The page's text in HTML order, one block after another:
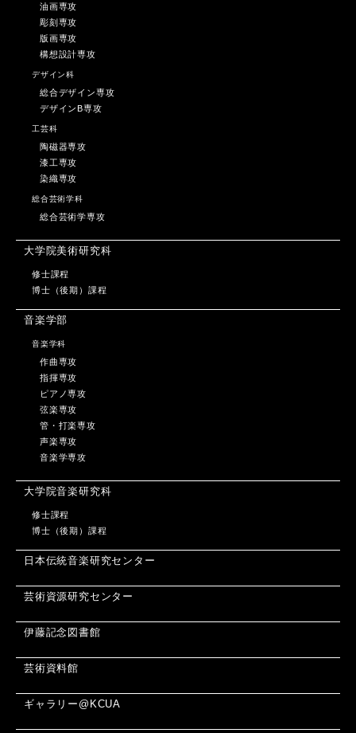
油画専攻
彫刻専攻
版画専攻
構想設計専攻
デザイン科
総合デザイン専攻
デザインB専攻
工芸科
陶磁器専攻
漆工専攻
染織専攻
総合芸術学科
総合芸術学専攻
大学院美術研究科
修士課程
博士（後期）課程
音楽学部
音楽学科
作曲専攻
指揮専攻
ピアノ専攻
弦楽専攻
管・打楽専攻
声楽専攻
音楽学専攻
大学院音楽研究科
修士課程
博士（後期）課程
日本伝統音楽研究センター
芸術資源研究センター
伊藤記念図書館
芸術資料館
ギャラリー@KCUA